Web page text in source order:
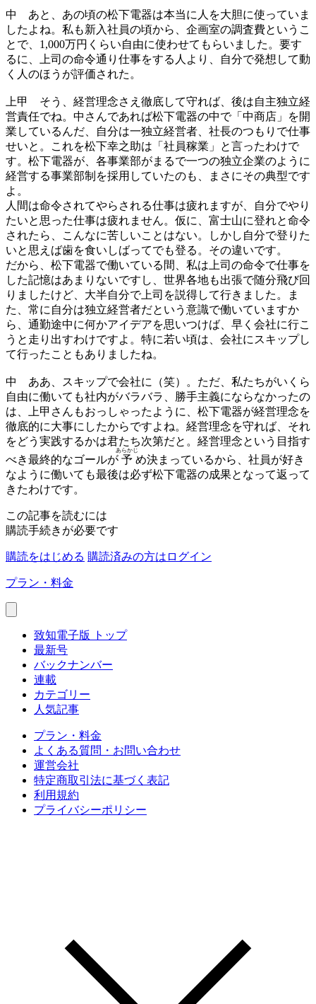
中
あと、あの頃の松下電器は本当に人を大胆に使っていま
したよね。私も新入社員の頃から、企画室の調査費というこ
とで、1,000万円くらい自由に使わせてもらいました。要す
るに、上司の命令通り仕事をする人より、自分で発想して動
く人のほうが評価された。
上甲
そう、経営理念さえ徹底して守れば、後は自主独立経
営責任でね。中さんであれば松下電器の中で「中商店」を開
業しているんだ、自分は一独立経営者、社長のつもりで仕事
せいと。これを松下幸之助は「社員稼業」と言ったわけで
す。松下電器が、各事業部がまるで一つの独立企業のように
経営する事業部制を採用していたのも、まさにその典型です
よ。
人間は命令されてやらされる仕事は疲れますが、自分でやり
たいと思った仕事は疲れません。仮に、富士山に登れと命令
されたら、こんなに苦しいことはない。しかし自分で登りた
いと思えば歯を食いしばってでも登る。その違いです。
だから、松下電器で働いている間、私は上司の命令で仕事を
した記憶はあまりないですし、世界各地も出張で随分飛び回
りましたけど、大半自分で上司を説得して行きました。ま
た、常に自分は独立経営者だという意識で働いていますか
ら、通勤途中に何かアイデアを思いつけば、早く会社に行こ
うと走り出すわけですよ。特に若い頃は、会社にスキップし
て行ったこともありましたね。
中
ああ、スキップで会社に（笑）。ただ、私たちがいくら
自由に働いても社内がバラバラ、勝手主義にならなかったの
は、上甲さんもおっしゃったように、松下電器が経営理念を
徹底的に大事にしたからですよね。経営理念を守れば、それ
をどう実践するかは君たち次第だと。経営理念という目指す
べき最終的なゴールが 予
あらかじ
め決まっているから、社員が好き
なように働いても最後は必ず松下電器の成果となって返って
きたわけです。
この記事を読むには
購読手続きが必要です
購読をはじめる 購読済みの方はログイン
プラン・料金
致知電子版 トップ
最新号
バックナンバー
連載
カテゴリー
人気記事
プラン・料金
よくある質問・お問い合わせ
運営会社
特定商取引法に基づく表記
利用規約
プライバシーポリシー